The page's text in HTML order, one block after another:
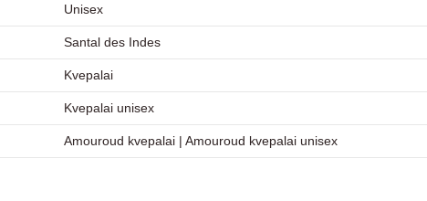
Unisex
Santal des Indes
Kvepalai
Kvepalai unisex
Amouroud kvepalai | Amouroud kvepalai unisex